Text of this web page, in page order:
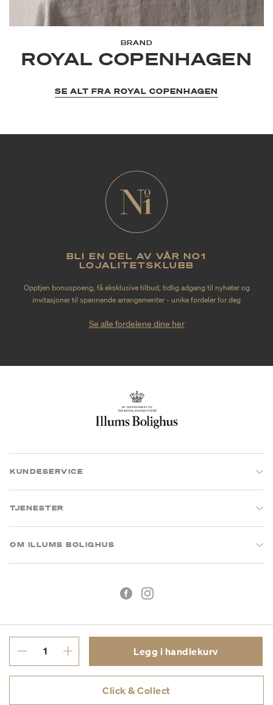
Legg i handlekurv
Click & Collect
BRAND
ROYAL COPENHAGEN
SE ALT FRA ROYAL COPENHAGEN
BLI EN DEL AV VÅR NO1
LOJALITETSKLUBB
Opptjen bonuspoeng, få eksklusive tilbud, tidlig adgang til nyheter og
invitasjoner til spennende arrangementer - unike fordeler for deg
Se alle fordelene dine her
KUNDESERVICE
TJENESTER
OM ILLUMS BOLIGHUS